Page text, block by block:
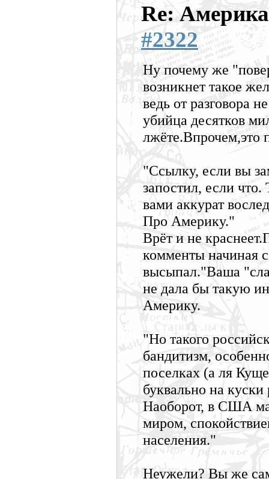
Re:
#2322
Ну почему же
возникнет такое
ведь от разговора
убийца десятков
лжёте.Впрочем,это
"Ссылку, если вы
запостил, если
вами аккурат
Про Америку."
Врёт и не
комменты начиная
высыпал."Ваша
не дала бы такую
Америку.
"Но такого
бандитизм,
поселках (а ля
буквально на
Наоборот, в США
миром,
населения."
Неужели? Вы же